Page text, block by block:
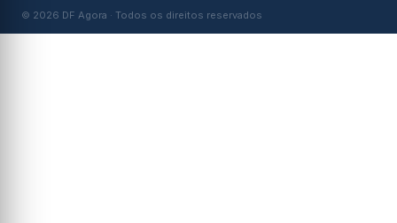
© 2026 DF Agora · Todos os direitos reservados